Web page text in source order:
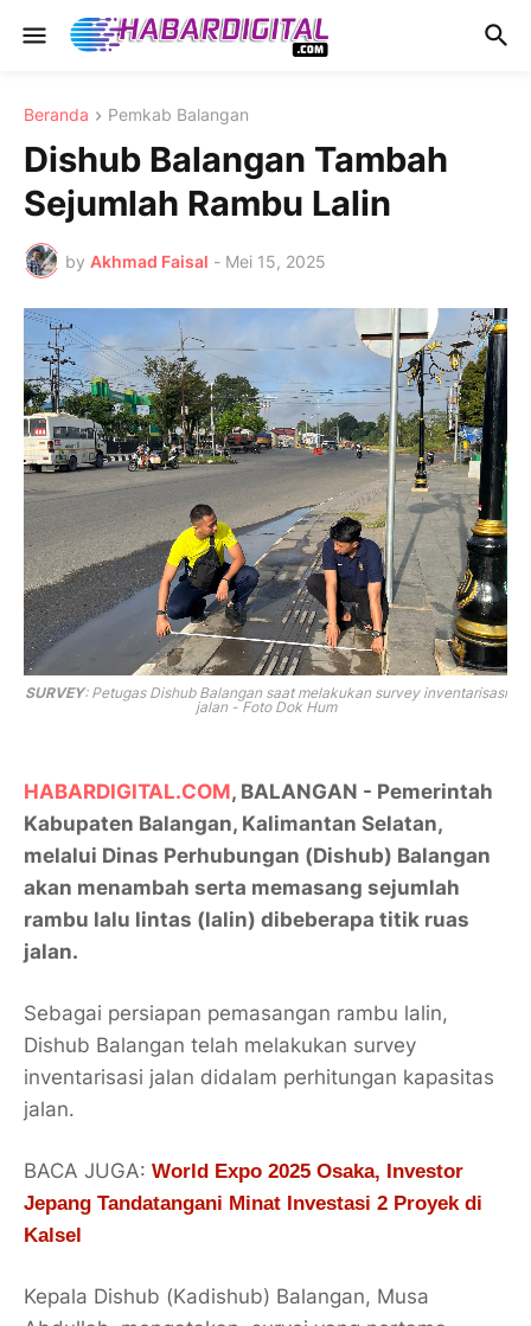
Beranda Pemkab Balangan
Dishub Balangan Tambah
Sejumlah Rambu Lalin
by Akhmad Faisal - Mei 15, 2025
SURVEY: Petugas Dishub Balangan saat melakukan survey inventarisasi
jalan - Foto Dok Hum
HABARDIGITAL.COM, BALANGAN - Pemerintah
Kabupaten Balangan, Kalimantan Selatan,
melalui Dinas Perhubungan (Dishub) Balangan
akan menambah serta memasang sejumlah
rambu lalu lintas (lalin) dibeberapa titik ruas
jalan.
Sebagai persiapan pemasangan rambu lalin,
Dishub Balangan telah melakukan survey
inventarisasi jalan didalam perhitungan kapasitas
jalan.
BACA JUGA: World Expo 2025 Osaka, Investor
Jepang Tandatangani Minat Investasi 2 Proyek di
Kalsel
Kepala Dishub (Kadishub) Balangan, Musa